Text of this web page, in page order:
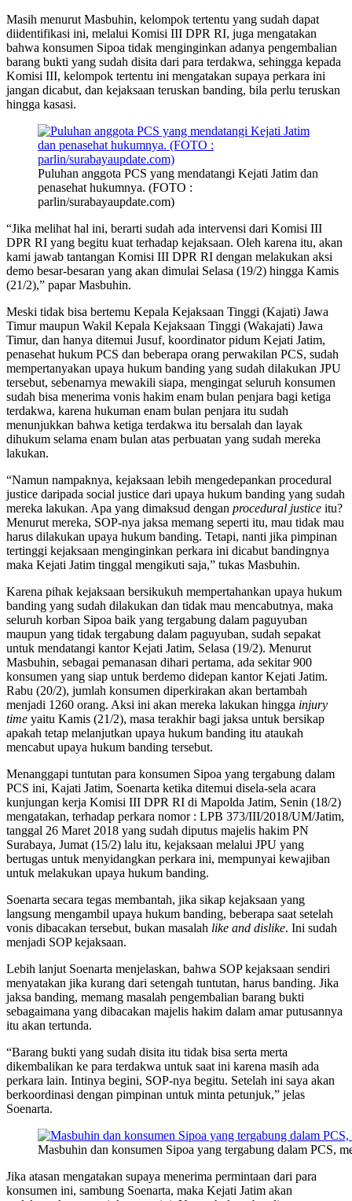
Masih menurut Masbuhin, kelompok tertentu yang sudah dapat
diidentifikasi ini, melalui Komisi III DPR RI, juga mengatakan
bahwa konsumen Sipoa tidak menginginkan adanya pengembalian
barang bukti yang sudah disita dari para terdakwa, sehingga kepada
Komisi III, kelompok tertentu ini mengatakan supaya perkara ini
jangan dicabut, dan kejaksaan teruskan banding, bila perlu teruskan
hingga kasasi.
Puluhan anggota PCS yang mendatangi Kejati Jatim dan
penasehat hukumnya. (FOTO :
parlin/surabayaupdate.com)
“Jika melihat hal ini, berarti sudah ada intervensi dari Komisi III
DPR RI yang begitu kuat terhadap kejaksaan. Oleh karena itu, akan
kami jawab tantangan Komisi III DPR RI dengan melakukan aksi
demo besar-besaran yang akan dimulai Selasa (19/2) hingga Kamis
(21/2),” papar Masbuhin.
Meski tidak bisa bertemu Kepala Kejaksaan Tinggi (Kajati) Jawa
Timur maupun Wakil Kepala Kejaksaan Tinggi (Wakajati) Jawa
Timur, dan hanya ditemui Jusuf, koordinator pidum Kejati Jatim,
penasehat hukum PCS dan beberapa orang perwakilan PCS, sudah
mempertanyakan upaya hukum banding yang sudah dilakukan JPU
tersebut, sebenarnya mewakili siapa, mengingat seluruh konsumen
sudah bisa menerima vonis hakim enam bulan penjara bagi ketiga
terdakwa, karena hukuman enam bulan penjara itu sudah
menunjukkan bahwa ketiga terdakwa itu bersalah dan layak
dihukum selama enam bulan atas perbuatan yang sudah mereka
lakukan.
“Namun nampaknya, kejaksaan lebih mengedepankan procedural
justice daripada social justice dari upaya hukum banding yang sudah
mereka lakukan. Apa yang dimaksud dengan procedural justice itu?
Menurut mereka, SOP-nya jaksa memang seperti itu, mau tidak mau
harus dilakukan upaya hukum banding. Tetapi, nanti jika pimpinan
tertinggi kejaksaan menginginkan perkara ini dicabut bandingnya
maka Kejati Jatim tinggal mengikuti saja,” tukas Masbuhin.
Karena pihak kejaksaan bersikukuh mempertahankan upaya hukum
banding yang sudah dilakukan dan tidak mau mencabutnya, maka
seluruh korban Sipoa baik yang tergabung dalam paguyuban
maupun yang tidak tergabung dalam paguyuban, sudah sepakat
untuk mendatangi kantor Kejati Jatim, Selasa (19/2). Menurut
Masbuhin, sebagai pemanasan dihari pertama, ada sekitar 900
konsumen yang siap untuk berdemo didepan kantor Kejati Jatim.
Rabu (20/2), jumlah konsumen diperkirakan akan bertambah
menjadi 1260 orang. Aksi ini akan mereka lakukan hingga injury
time yaitu Kamis (21/2), masa terakhir bagi jaksa untuk bersikap
apakah tetap melanjutkan upaya hukum banding itu ataukah
mencabut upaya hukum banding tersebut.
Menanggapi tuntutan para konsumen Sipoa yang tergabung dalam
PCS ini, Kajati Jatim, Soenarta ketika ditemui disela-sela acara
kunjungan kerja Komisi III DPR RI di Mapolda Jatim, Senin (18/2)
mengatakan, terhadap perkara nomor : LPB 373/III/2018/UM/Jatim,
tanggal 26 Maret 2018 yang sudah diputus majelis hakim PN
Surabaya, Jumat (15/2) lalu itu, kejaksaan melalui JPU yang
bertugas untuk menyidangkan perkara ini, mempunyai kewajiban
untuk melakukan upaya hukum banding.
Soenarta secara tegas membantah, jika sikap kejaksaan yang
langsung mengambil upaya hukum banding, beberapa saat setelah
vonis dibacakan tersebut, bukan masalah like and dislike. Ini sudah
menjadi SOP kejaksaan.
Lebih lanjut Soenarta menjelaskan, bahwa SOP kejaksaan sendiri
menyatakan jika kurang dari setengah tuntutan, harus banding. Jika
jaksa banding, memang masalah pengembalian barang bukti
sebagaimana yang dibacakan majelis hakim dalam amar putusannya
itu akan tertunda.
“Barang bukti yang sudah disita itu tidak bisa serta merta
dikembalikan ke para terdakwa untuk saat ini karena masih ada
perkara lain. Intinya begini, SOP-nya begitu. Setelah ini saya akan
berkoordinasi dengan pimpinan untuk minta petunjuk,” jelas
Soenarta.
Masbuhin dan konsumen Sipoa yang tergabung dalam PCS,
Jika atasan mengatakan supaya menerima permintaan dari para
konsumen ini, sambung Soenarta, maka Kejati Jatim akan